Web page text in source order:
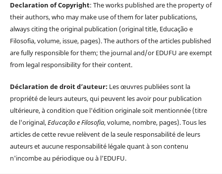
Declaration of Copyright: The works published are the property of
their authors, who may make use of them for later publications,
always citing the original publication (original title, Educação e
Filosofia, volume, issue, pages). The authors of the articles published
are fully responsible for them; the journal and/or EDUFU are exempt
from legal responsibility for their content.
Déclaration de droit d’auteur: Les œuvres publiées sont la
propriété de leurs auteurs, qui peuvent les avoir pour publication
ultérieure, à condition que l'édition originale soit mentionnée (titre
de l'original,Educação e Filosofia, volume, nombre, pages). Tous les
articles de cette revue relèvent de la seule responsabilité de leurs
auteurs et aucune responsabilité légale quant à son contenu
n'incombe au périodique ou à l’EDUFU.